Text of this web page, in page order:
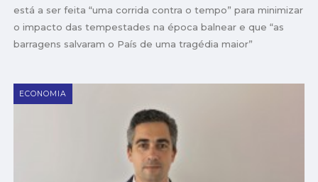
está a ser feita “uma corrida contra o tempo” para minimizar
o impacto das tempestades na época balnear e que “as
barragens salvaram o País de uma tragédia maior”
ECONOMIA